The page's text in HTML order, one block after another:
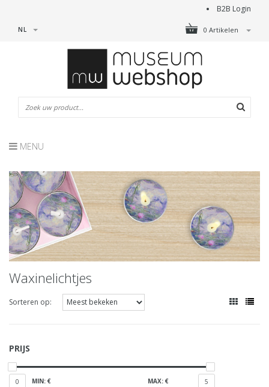
B2B Login
0 Artikelen
NL
MENU
Waxinelichtjes
Sorteren op:
PRIJS
0 MIN: € MAX: € 5